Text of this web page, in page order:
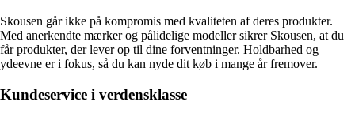
Skousen går ikke på kompromis med kvaliteten af deres produkter.
Med anerkendte mærker og pålidelige modeller sikrer Skousen, at du
får produkter, der lever op til dine forventninger. Holdbarhed og
ydeevne er i fokus, så du kan nyde dit køb i mange år fremover.
Kundeservice i verdensklasse